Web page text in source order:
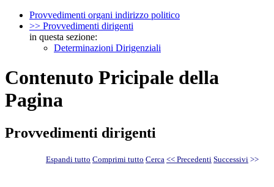
Provvedimenti organi indirizzo politico
>> Provvedimenti dirigenti
in questa sezione:
Determinazioni Dirigenziali
Contenuto Pricipale della
Pagina
Provvedimenti dirigenti
Espandi tutto Comprimi tutto Cerca << Precedenti Successivi >>